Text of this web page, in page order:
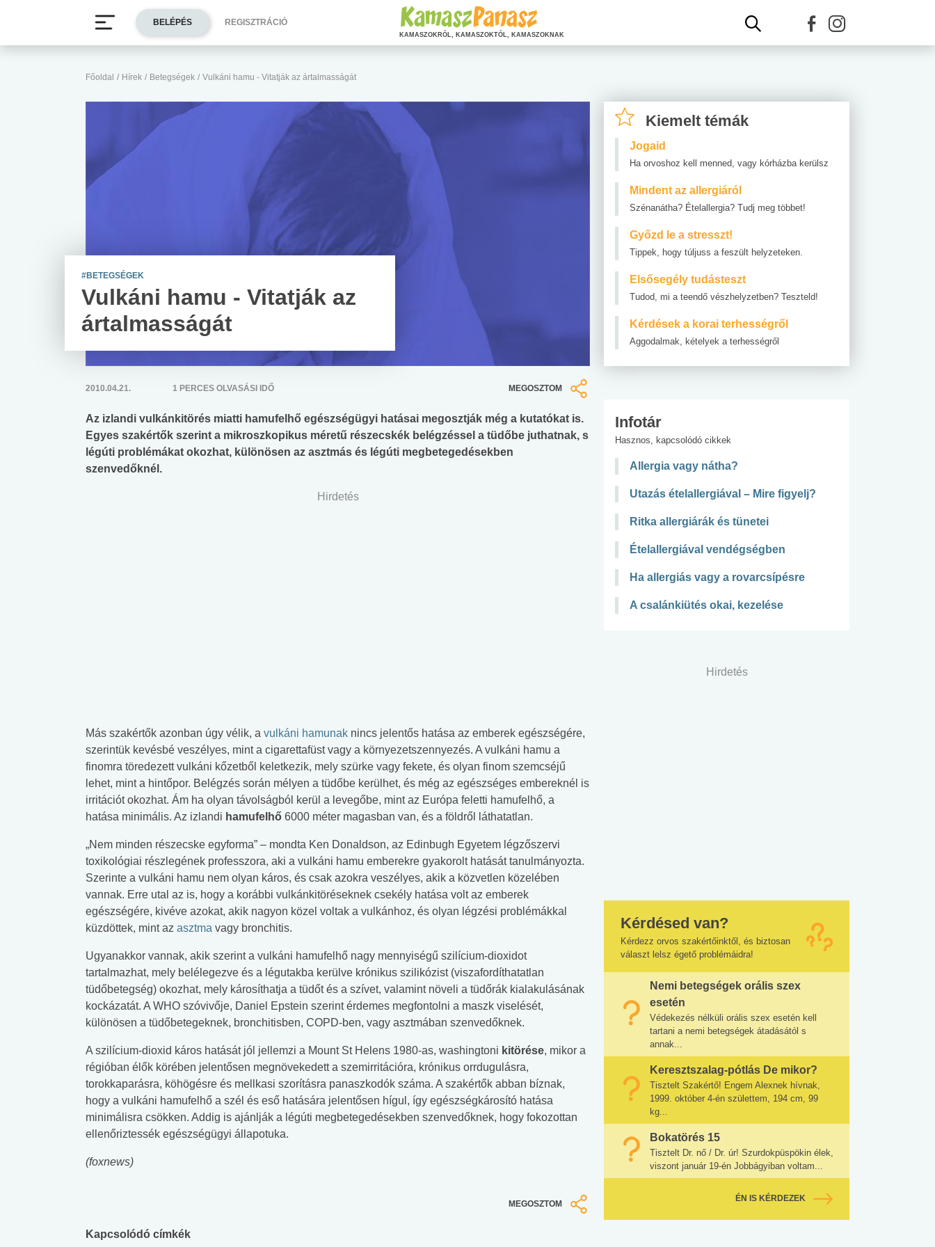
Főoldal / Hírek / Betegségek / Vulkáni hamu - Vitatják az ártalmasságát
#BETEGSÉGEK
Vulkáni hamu - Vitatják az
ártalmasságát
2010.04.21. 1 PERCES OLVASÁSI IDŐ MEGOSZTOM
Az izlandi vulkánkitörés miatti hamufelhő egészségügyi hatásai megosztják még a kutatókat is.
Egyes szakértők szerint a mikroszkopikus méretű részecskék belégzéssel a tüdőbe juthatnak, s
légúti problémákat okozhat, különösen az asztmás és légúti megbetegedésekben
szenvedőknél.
Hirdetés
Más szakértők azonban úgy vélik, a vulkáni hamunak nincs jelentős hatása az emberek egészségére,
szerintük kevésbé veszélyes, mint a cigarettafüst vagy a környezetszennyezés. A vulkáni hamu a
finomra töredezett vulkáni kőzetből keletkezik, mely szürke vagy fekete, és olyan finom szemcséjű
lehet, mint a hintőpor. Belégzés során mélyen a tüdőbe kerülhet, és még az egészséges embereknél is
irritációt okozhat. Ám ha olyan távolságból kerül a levegőbe, mint az Európa feletti hamufelhő, a
hatása minimális. Az izlandi hamufelhő 6000 méter magasban van, és a földről láthatatlan.
„Nem minden részecske egyforma” – mondta Ken Donaldson, az Edinbugh Egyetem légzőszervi
toxikológiai részlegének professzora, aki a vulkáni hamu emberekre gyakorolt hatását tanulmányozta.
Szerinte a vulkáni hamu nem olyan káros, és csak azokra veszélyes, akik a közvetlen közelében
vannak. Erre utal az is, hogy a korábbi vulkánkitöréseknek csekély hatása volt az emberek
egészségére, kivéve azokat, akik nagyon közel voltak a vulkánhoz, és olyan légzési problémákkal
küzdöttek, mint az asztma vagy bronchitis.
Ugyanakkor vannak, akik szerint a vulkáni hamufelhő nagy mennyiségű szilícium-dioxidot
tartalmazhat, mely belélegezve és a légutakba kerülve krónikus szilikózist (viszafordíthatatlan
tüdőbetegség) okozhat, mely károsíthatja a tüdőt és a szívet, valamint növeli a tüdőrák kialakulásának
kockázatát. A WHO szóvivője, Daniel Epstein szerint érdemes megfontolni a maszk viselését,
különösen a tüdőbetegeknek, bronchitisben, COPD-ben, vagy asztmában szenvedőknek.
A szilícium-dioxid káros hatását jól jellemzi a Mount St Helens 1980-as, washingtoni kitörése, mikor a
régióban élők körében jelentősen megnövekedett a szemirritációra, krónikus orrdugulásra,
torokkaparásra, köhögésre és mellkasi szorításra panaszkodók száma. A szakértők abban bíznak,
hogy a vulkáni hamufelhő a szél és eső hatására jelentősen hígul, így egészségkárosító hatása
minimálisra csökken. Addig is ajánlják a légúti megbetegedésekben szenvedőknek, hogy fokozottan
ellenőriztessék egészségügyi állapotuka.
(foxnews)
MEGOSZTOM
Kapcsolódó címkék
Kiemelt témák
Jogaid
Ha orvoshoz kell menned, vagy kórházba kerülsz
Mindent az allergiáról
Szénanátha? Ételallergia? Tudj meg többet!
Győzd le a stresszt!
Tippek, hogy túljuss a feszült helyzeteken.
Elsősegély tudásteszt
Tudod, mi a teendő vészhelyzetben? Teszteld!
Kérdések a korai terhességről
Aggodalmak, kételyek a terhességről
Infotár
Hasznos, kapcsolódó cikkek
Allergia vagy nátha?
Utazás ételallergiával – Mire figyelj?
Ritka allergiárák és tünetei
Ételallergiával vendégségben
Ha allergiás vagy a rovarcsípésre
A csalánkiütés okai, kezelése
Hirdetés
Kérdésed van?
Kérdezz orvos szakértőinktől, és biztosan
választ lelsz égető problémáidra!
Nemi betegségek orális szex
esetén
Védekezés nélküli orális szex esetén kell
tartani a nemi betegségek átadásától s
annak...
Keresztszalag-pótlás De mikor?
Tisztelt Szakértő! Engem Alexnek hívnak,
1999. október 4-én születtem, 194 cm, 99
kg...
Bokatörés 15
Tisztelt Dr. nő / Dr. úr! Szurdokpüspökin élek,
viszont január 19-én Jobbágyiban voltam...
ÉN IS KÉRDEZEK
BELÉPÉS REGISZTRÁCIÓ
KAMASZOKRÓL, KAMASZOKTÓL, KAMASZOKNAK